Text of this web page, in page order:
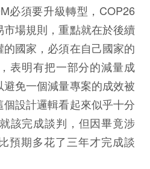
須要升級轉型，COP26
場規則，重點就在於後續
國家，必須在自己國家的
表明有把一部分的減量成
免一個減量專案的成效被
設計邏輯看起來似乎十分
該完成談判，但因畢竟涉
預期多花了三年才完成談